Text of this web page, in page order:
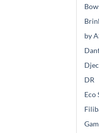
by
DR
Eco